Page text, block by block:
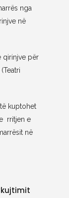
nga
në
qirinjve për
kuptohet
rritjen e
në